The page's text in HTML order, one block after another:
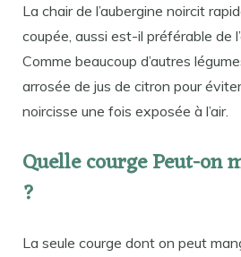
La chair de l’aubergine noircit
coupée, aussi est-il préférable de
Comme beaucoup d’autres
arrosée de jus de citron pour
noircisse une fois exposée à l’air.
Quelle courge Peut-on
?
La seule courge dont on peut